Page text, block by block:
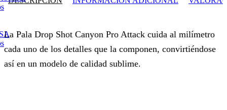
La Pala Drop Shot Canyon Pro Attack cuida al milímetro
cada uno de los detalles que la componen, convirtiéndose
así en un modelo de calidad sublime.